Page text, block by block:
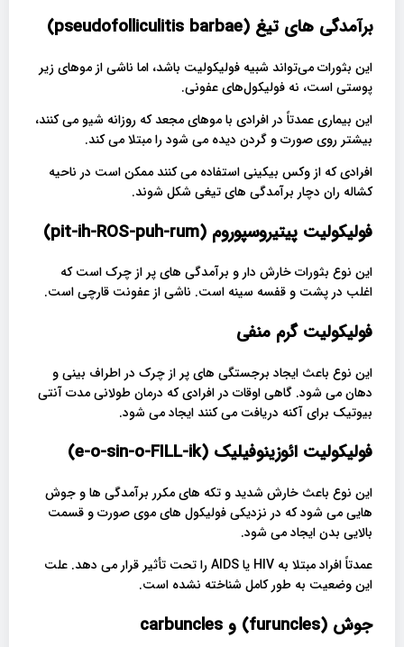
برآمدگی های تیغ (pseudofolliculitis barbae)
این بثورات می‌تواند شبیه فولیکولیت باشد، اما ناشی از موهای زیر
پوستی است، نه فولیکول‌های عفونی.
این بیماری عمدتاً در افرادی با موهای مجعد که روزانه شیو می کنند،
بیشتر روی صورت و گردن دیده می شود را مبتلا می کند.
افرادی که از وکس بیکینی استفاده می کنند ممکن است در ناحیه
کشاله ران دچار برآمدگی های تیغی شکل شوند.
فولیکولیت پیتیروسپوروم (pit-ih-ROS-puh-rum)
این نوع بثورات خارش دار و برآمدگی های پر از چرک است که
اغلب در پشت و قفسه سینه است. ناشی از عفونت قارچی است.
فولیکولیت گرم منفی
این نوع باعث ایجاد برجستگی های پر از چرک در اطراف بینی و
دهان می شود. گاهی اوقات در افرادی که درمان طولانی مدت آنتی
بیوتیک برای آکنه دریافت می کنند ایجاد می شود.
فولیکولیت ائوزینوفیلیک (e-o-sin-o-FILL-ik)
این نوع باعث خارش شدید و تکه های مکرر برآمدگی ها و جوش
هایی می شود که در نزدیکی فولیکول های موی صورت و قسمت
بالایی بدن ایجاد می شود.
عمدتاً افراد مبتلا به HIV یا AIDS را تحت تأثیر قرار می دهد. علت
این وضعیت به طور کامل شناخته نشده است.
جوش (furuncles) و carbuncles